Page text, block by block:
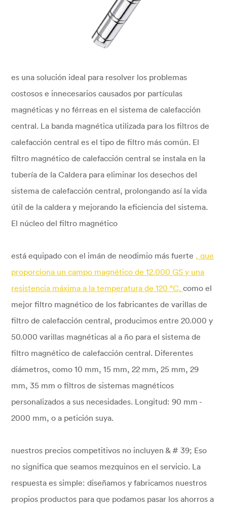
es una solución ideal para resolver los problemas
costosos e innecesarios causados por partículas
magnéticas y no férreas en el sistema de calefacción
central. La banda magnética utilizada para los filtros de
calefacción central es el tipo de filtro más común. El
filtro magnético de calefacción central se instala en la
tubería de la Caldera para eliminar los desechos del
sistema de calefacción central, prolongando así la vida
útil de la caldera y mejorando la eficiencia del sistema.
El núcleo del filtro magnético
está equipado con el imán de neodimio más fuerte , que
proporciona un campo magnético de 12.000 GS y una
resistencia máxima a la temperatura de 120 °C.como el
mejor filtro magnético de los fabricantes de varillas de
filtro de calefacción central, producimos entre 20.000 y
50.000 varillas magnéticas al a ño para el sistema de
filtro magnético de calefacción central. Diferentes
diámetros, como 10 mm, 15 mm, 22 mm, 25 mm, 29
mm, 35 mm o filtros de sistemas magnéticos
personalizados a sus necesidades. Longitud: 90 mm -
2000 mm, o a petición suya.
nuestros precios competitivos no incluyen & # 39; Eso
no significa que seamos mezquinos en el servicio. La
respuesta es simple: diseñamos y fabricamos nuestros
propios productos para que podamos pasar los ahorros a